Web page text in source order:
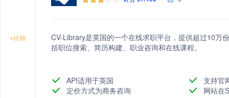
+比较
CV-Library是英国的一个在线求职平台，提供超过10万
括职位搜索、简历构建、职业咨询和在线课程。
API适用于英国
支持官
定价方式为商务咨询
网站在